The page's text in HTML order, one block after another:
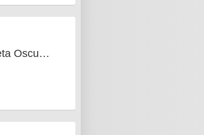
Villa 2011 - La Caja Secreta Oscura De Pingo